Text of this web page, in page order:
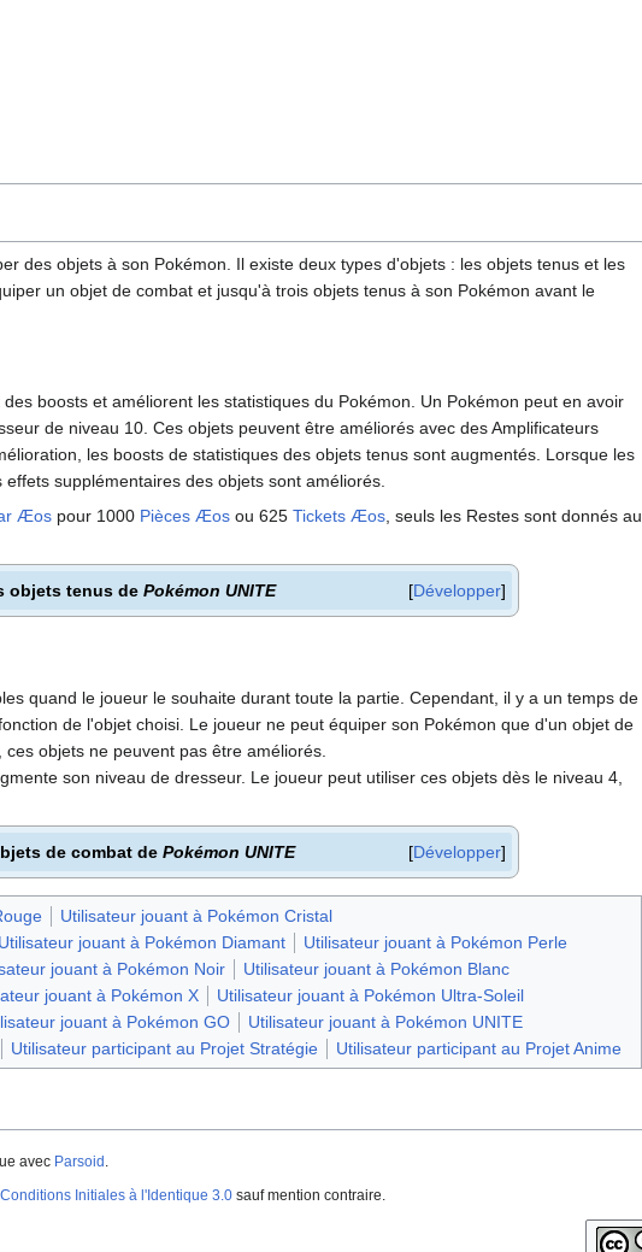
des objets à son Pokémon. Il existe deux types d'objets : les objets tenus et les
un objet de combat et jusqu'à trois objets tenus à son Pokémon avant le
boosts et améliorent les statistiques du Pokémon. Un Pokémon peut en avoir
de niveau 10. Ces objets peuvent être améliorés avec des Amplificateurs
les boosts de statistiques des objets tenus sont augmentés. Lorsque les
supplémentaires des objets sont améliorés.
Æos pour 1000 Pièces Æos ou 625 Tickets Æos, seuls les Restes sont donnés au
Développer
objets tenus de Pokémon UNITE
quand le joueur le souhaite durant toute la partie. Cependant, il y a un temps de
de l'objet choisi. Le joueur ne peut équiper son Pokémon que d'un objet de
objets ne peuvent pas être améliorés.
son niveau de dresseur. Le joueur peut utiliser ces objets dès le niveau 4,
Développer
de combat de Pokémon UNITE
Utilisateur jouant à Pokémon Cristal
Utilisateur jouant à Pokémon Diamant
Utilisateur jouant à Pokémon Perle
jouant à Pokémon Noir
Utilisateur jouant à Pokémon Blanc
jouant à Pokémon X
Utilisateur jouant à Pokémon Ultra-Soleil
jouant à Pokémon GO
Utilisateur jouant à Pokémon UNITE
Utilisateur participant au Projet Stratégie Utilisateur participant au Projet Anime
avec Parsoid
Initiales à l'Identique 3.0 sauf mention contraire.